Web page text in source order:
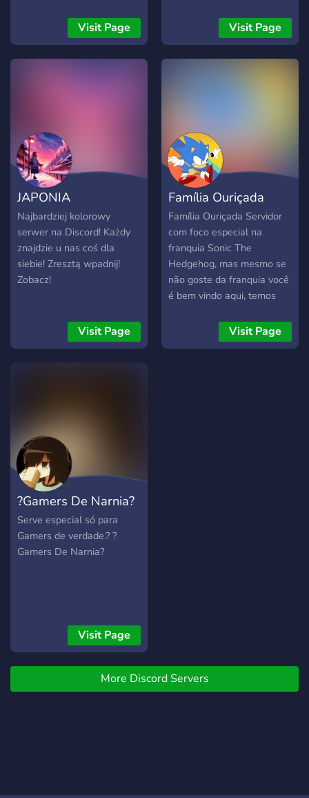
apprieciate it.ThnxVisit Page Visit Page
JAPONIA
Najbardziej kolorowy
serwer na Discord! Każdy
znajdzie u nas coś dla
siebie! Zresztą wpadnij!
Zobacz!
Visit Page
Família Ouriçada
Família Ouriçada Servidor
com foco especial na
franquia Sonic The
Hedgehog, mas mesmo se
não goste da franquia você
é bem vindo aqui, temos
toleramos assuntos
diversos desde que claro
Visit Page
?Gamers De Narnia?
Serve especial só para
Gamers de verdade.? ?
Gamers De Narnia?
Visit Page
More Discord Servers